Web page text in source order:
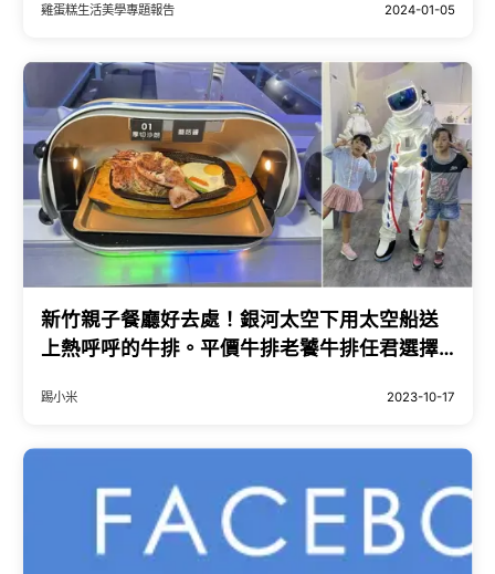
雞蛋糕生活美學專題報告 2024-01-05
新竹親子餐廳好去處！銀河太空下用太空船送
上熱呼呼的牛排。平價牛排老饕牛排任君選擇-
踢小米 2023-10-17